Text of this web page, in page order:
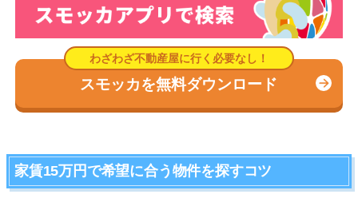
スモッカを無料ダウンロード
家賃15万円で希望に合う物件を探すコツ